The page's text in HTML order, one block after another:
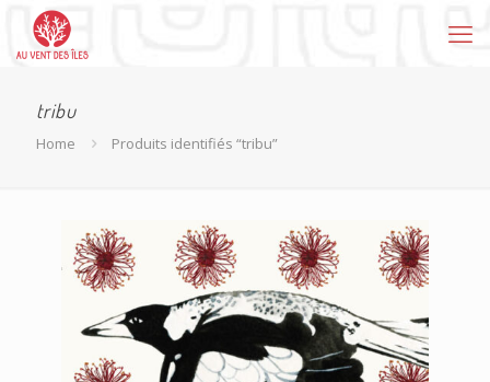
tribu
Home Produits identifiés “tribu”